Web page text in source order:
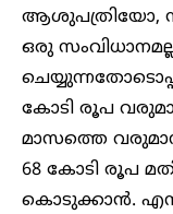
ആശുപത്രിയോ,
ഒരു
കോടി രൂപ
മാസത്തെ
68 കോടി രൂപ
കൊടുക്കാൻ.